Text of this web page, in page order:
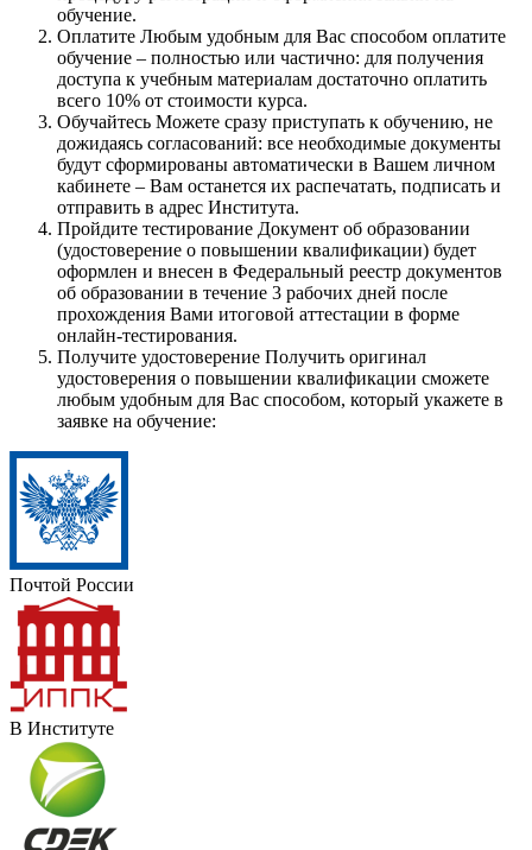
обучение.
Оплатите Любым удобным для Вас способом оплатите
обучение – полностью или частично: для получения
доступа к учебным материалам достаточно оплатить
всего 10% от стоимости курса.
Обучайтесь Можете сразу приступать к обучению, не
дожидаясь согласований: все необходимые документы
будут сформированы автоматически в Вашем личном
кабинете – Вам останется их распечатать, подписать и
отправить в адрес Института.
Пройдите тестирование Документ об образовании
(удостоверение о повышении квалификации) будет
оформлен и внесен в Федеральный реестр документов
об образовании в течение 3 рабочих дней после
прохождения Вами итоговой аттестации в форме
онлайн-тестирования.
Получите удостоверение Получить оригинал
удостоверения о повышении квалификации сможете
любым удобным для Вас способом, который укажете в
заявке на обучение:
Почтой России
В Институте